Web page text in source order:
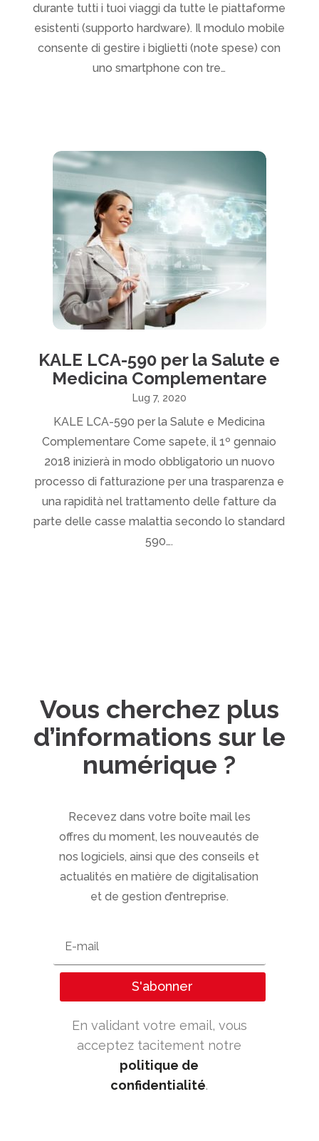
durante tutti i tuoi viaggi da tutte le piattaforme
esistenti (supporto hardware). Il modulo mobile
consente di gestire i biglietti (note spese) con
uno smartphone con tre…
KALE LCA-590 per la Salute e
Medicina Complementare
Lug 7, 2020
KALE LCA-590 per la Salute e Medicina
Complementare Come sapete, il 1º gennaio
2018 inizierà in modo obbligatorio un nuovo
processo di fatturazione per una trasparenza e
una rapidità nel trattamento delle fatture da
parte delle casse malattia secondo lo standard
590….
Vous cherchez plus
d’informations sur le
numérique ?
Recevez dans votre boîte mail les
offres du moment, les nouveautés de
nos logiciels, ainsi que des conseils et
actualités en matière de digitalisation
et de gestion d’entreprise.
S'abonner
En validant votre email, vous
acceptez tacitement notre
politique de
confidentialité.